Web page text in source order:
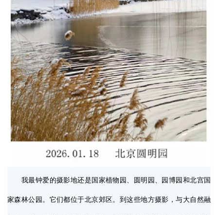
我最钟爱的摄影地还是国家植物园、圆明园、园博园和北宫国
家森林公园。它们都位于北京郊区。到这些地方摄影，与大自然融